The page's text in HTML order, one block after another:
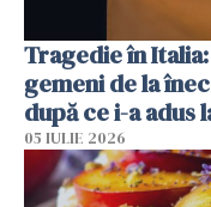
Tragedie în
gemeni de la
după ce i-a adus
05 IULIE 2026